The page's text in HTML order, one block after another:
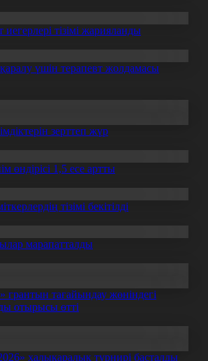
иегерлері тізімі жарияланды
үшін терапевт жолдамасы
зерттеп жүр
өндірісі 1,5 есе артты
тізімі бекітілді
марапатталды
грантын тағайындау жөніндегі
отырысы өтті
халықаралық турнирі басталды